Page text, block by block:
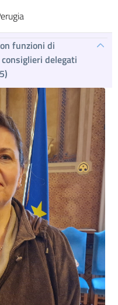
funzioni di
delegati